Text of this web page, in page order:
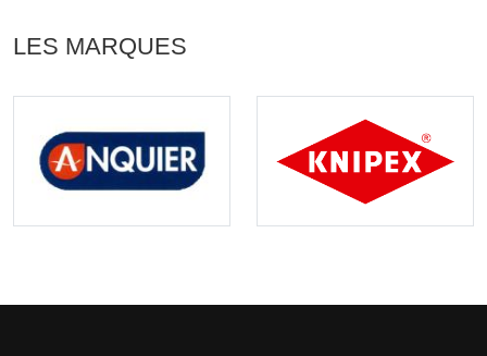
LES MARQUES